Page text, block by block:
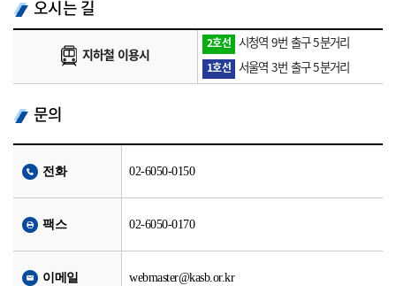
오시는 길
지하철 이용시
2호선 시청역 9번 출구 5분거리
1호선 서울역 3번 출구 5분거리
문의
전화 02-6050-0150
팩스 02-6050-0170
이메일 webmaster@kasb.or.kr